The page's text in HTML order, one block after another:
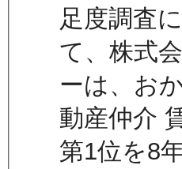
足度調査
て、株式
ーは、お
動産仲介
第1位を8